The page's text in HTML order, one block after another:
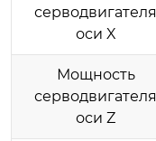
серводвигателя
оси X
Мощность
серводвигателя
оси Z